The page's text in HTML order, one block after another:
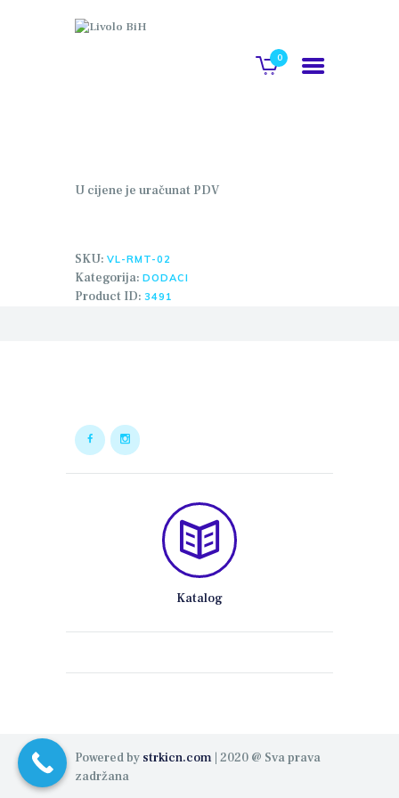
0
KATALOG
WEB SHOP
U cijene je uračunat PDV
SKU: VL-RMT-02
Kategorija: DODACI
Product ID: 3491
Katalog
Powered by strkicn.com | 2020 @ Sva prava
zadržana